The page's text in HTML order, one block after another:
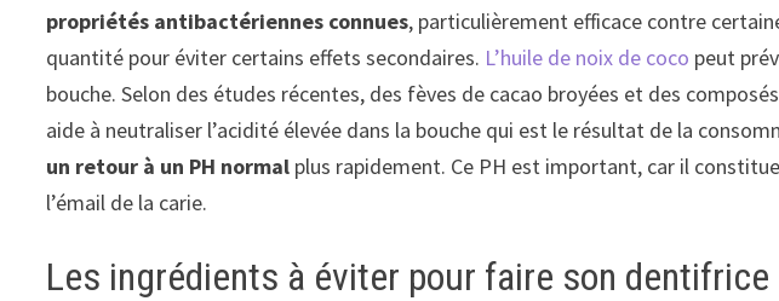
propriétés antibactériennes connues, particulièrement efficace contre
quantité pour éviter certains effets secondaires. L’huile de noix de coco peut
bouche. Selon des études récentes, des fèves de cacao broyées et des
aide à neutraliser l’acidité élevée dans la bouche qui est le résultat de la
un retour à un PH normal plus rapidement. Ce PH est important, car il
l’émail de la carie.
Les ingrédients à éviter pour faire son dentifrice